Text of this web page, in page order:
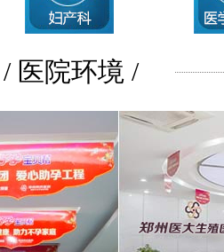
/ 医院环境 /